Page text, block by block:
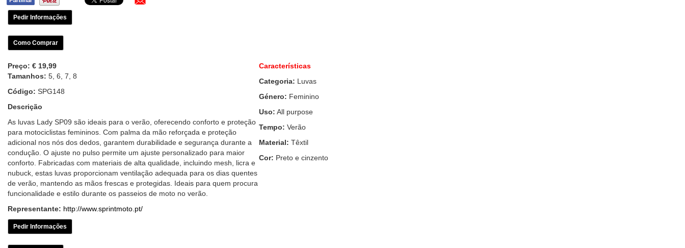
Pedir Informações
Como Comprar
Preço: € 19,99
Tamanhos: 5, 6, 7, 8
Código: SPG148
Descrição
As luvas Lady SP09 são ideais para o verão, oferecendo conforto e proteção
para motociclistas femininos. Com palma da mão reforçada e proteção
adicional nos nós dos dedos, garantem durabilidade e segurança durante a
condução. O ajuste no pulso permite um ajuste personalizado para maior
conforto. Fabricadas com materiais de alta qualidade, incluindo mesh, licra e
nubuck, estas luvas proporcionam ventilação adequada para os dias quentes
de verão, mantendo as mãos frescas e protegidas. Ideais para quem procura
funcionalidade e estilo durante os passeios de moto no verão.
Representante: http://www.sprintmoto.pt/
Características
Categoria: Luvas
Género: Feminino
Uso: All purpose
Tempo: Verão
Material: Têxtil
Cor: Preto e cinzento
Pedir Informações